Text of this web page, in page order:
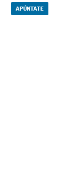
APÚNTATE